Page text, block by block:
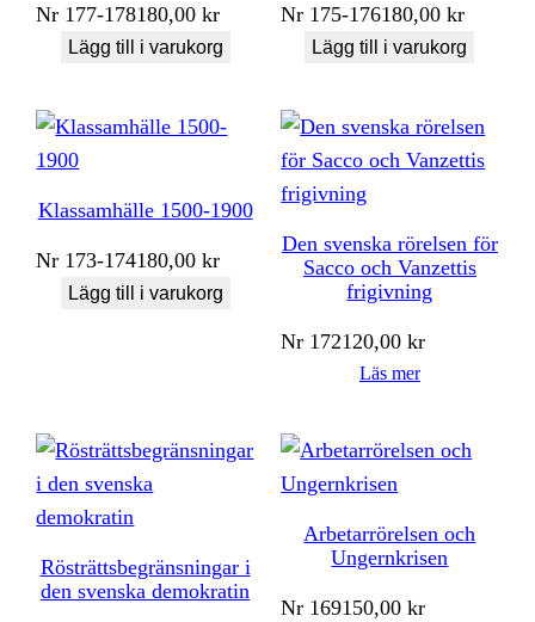
Nr 177-178180,00kr
Lägg till i varukorg
Nr 175-176180,00kr
Lägg till i varukorg
Klassamhälle 1500-1900
Nr 173-174180,00kr
Lägg till i varukorg
Den svenska rörelsen för
Sacco och Vanzettis
frigivning
Nr 172120,00kr
Läs mer
Rösträttsbegränsningar i
den svenska demokratin
Arbetarrörelsen och
Ungernkrisen
Nr 169150,00kr